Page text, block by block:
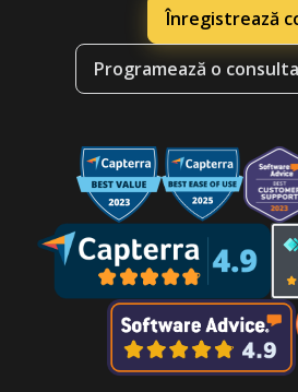
Înregistrează
Programează o